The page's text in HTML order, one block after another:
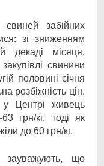
забійних
зі зниженням
декаді місяця,
свинини
половині січня
розбіжність цін.
у Центрі живець
грн/кг, тоді як
до 60 грн/кг.
зауважують, що